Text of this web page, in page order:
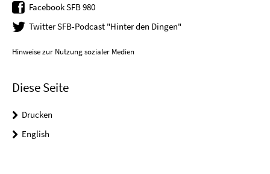
Facebook SFB 980
Twitter SFB-Podcast "Hinter den Dingen"
Hinweise zur Nutzung sozialer Medien
Diese Seite
Drucken
English